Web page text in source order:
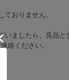
ておりません。
いましたら、良品
絡ください。